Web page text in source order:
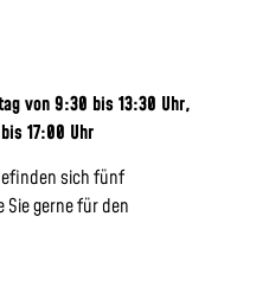
von 9:30 bis 13:30 Uhr,
17:00 Uhr
sich fünf
Sie gerne für den